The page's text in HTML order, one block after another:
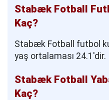
Stabæk Fotball
Kaç?
Stabæk Fotball futbol
yaş ortalaması 24.1'dir.
Stabæk Fotball
Kaç?